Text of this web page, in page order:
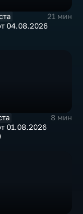
21 мин
04.08.2026
8 мин
01.08.2026